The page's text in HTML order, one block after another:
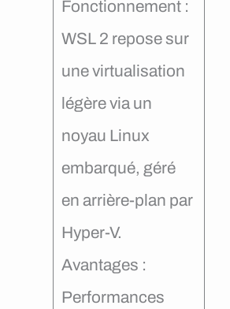
Fonctionnement :
WSL 2 repose sur
une virtualisation
légère via un
noyau Linux
embarqué, géré
en arrière-plan par
Hyper-V.
Avantages :
Performances